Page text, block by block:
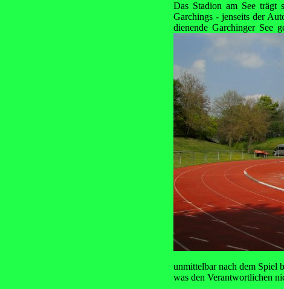
Das Stadion am See trägt
Garchings - jenseits der
dienende Garchinger See
unmittelbar nach dem Spiel
was den Verantwortlichen